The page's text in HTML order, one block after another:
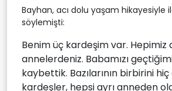
Bayhan, acı dolu yaşam hikayesiyle
söylemişti:
Benim üç kardeşim var. Hepimiz
annelerdeniz. Babamızı
kaybettik. Bazılarının birbirini
kardeşler, hepsi ayrı anneden